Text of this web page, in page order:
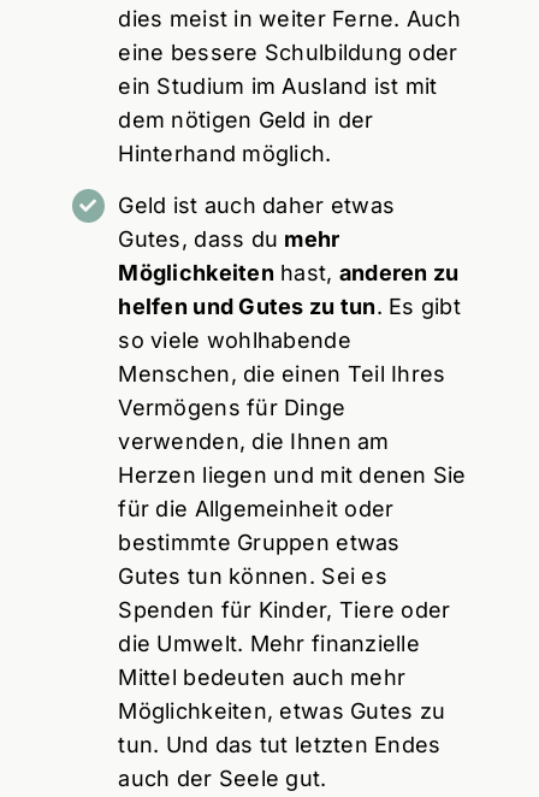
dies meist in weiter Ferne. Auch
eine bessere Schulbildung oder
ein Studium im Ausland ist mit
dem nötigen Geld in der
Hinterhand möglich.
Geld ist auch daher etwas
Gutes, dass du mehr
Möglichkeiten hast, anderen zu
helfen und Gutes zu tun. Es gibt
so viele wohlhabende
Menschen, die einen Teil Ihres
Vermögens für Dinge
verwenden, die Ihnen am
Herzen liegen und mit denen Sie
für die Allgemeinheit oder
bestimmte Gruppen etwas
Gutes tun können. Sei es
Spenden für Kinder, Tiere oder
die Umwelt. Mehr finanzielle
Mittel bedeuten auch mehr
Möglichkeiten, etwas Gutes zu
tun. Und das tut letzten Endes
auch der Seele gut.